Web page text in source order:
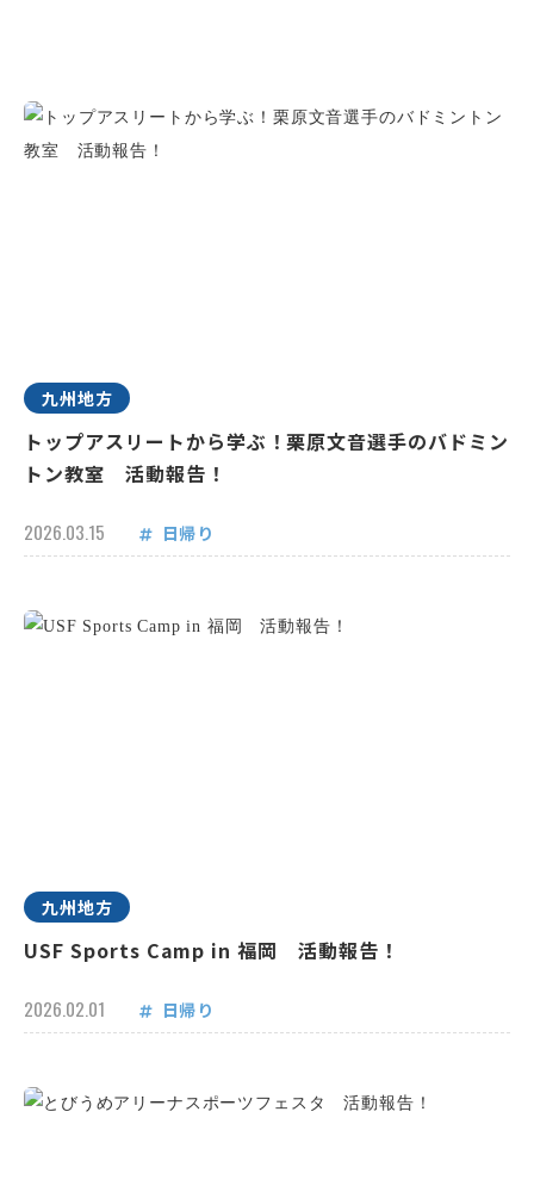
九州地方
トップアスリートから学ぶ！栗原文音選手のバドミン
トン教室 活動報告！
2026.03.15 日帰り
九州地方
USF Sports Camp in 福岡 活動報告！
2026.02.01 日帰り